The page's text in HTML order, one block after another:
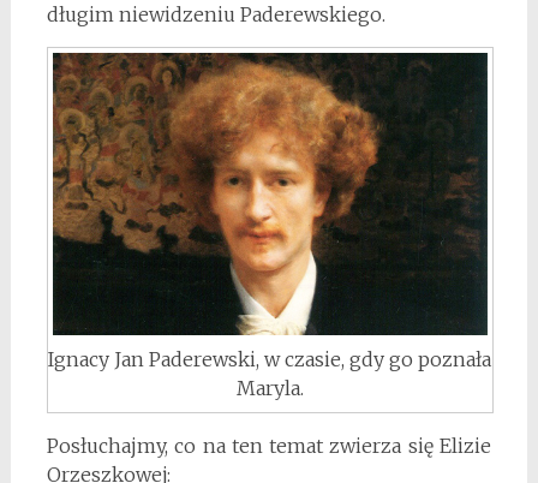
długim niewidzeniu Paderewskiego.
Ignacy Jan Paderewski, w czasie, gdy go poznała
Maryla.
Posłuchajmy, co na ten temat zwierza się Elizie
Orzeszkowej: